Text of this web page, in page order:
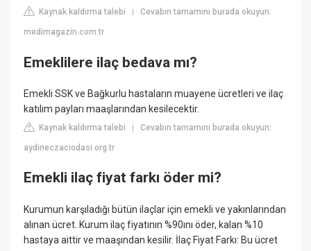
Kaynak kaldırma talebi |Cevabın tamamını burada okuyun:
medimagazin.com.tr
Emeklilere ilaç bedava mı?
Emekli SSK ve Bağkurlu hastaların muayene ücretleri ve ilaç
katılım payları maaşlarından kesilecektir.
Kaynak kaldırma talebi |Cevabın tamamını burada okuyun:
aydineczaciodasi.org.tr
Emekli ilaç fiyat farkı öder mi?
Kurumun karşıladığı bütün ilaçlar için emekli ve yakınlarından
alınan ücret. Kurum ilaç fiyatının %90ını öder, kalan %10
hastaya aittir ve maaşından kesilir. İlaç Fiyat Farkı: Bu ücret